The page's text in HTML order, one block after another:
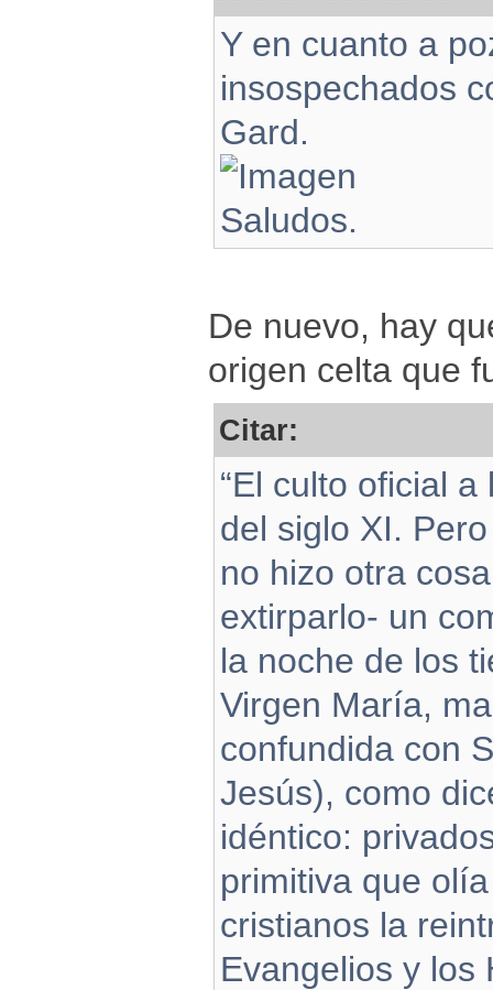
Y en cuanto a
insospechados
Gard.
Saludos.
De nuevo, hay
origen celta que
Citar:
“El culto oficial
del siglo XI.
no hizo otra
extirparlo- un
la noche de los
Virgen María,
confundida con
Jesús), como
idéntico:
primitiva que
cristianos la
Evangelios y